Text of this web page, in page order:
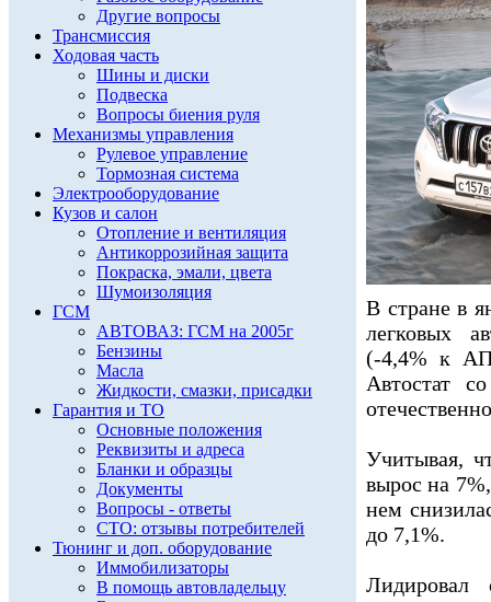
Другие вопросы
Трансмиссия
Ходовая часть
Шины и диски
Подвеска
Вопросы биения руля
Механизмы управления
Рулевое управление
Тормозная система
Электрооборудование
Кузов и салон
Отопление и вентиляция
Антикоррозийная защита
Покраска, эмали, цвета
Шумоизоляция
ГСМ
АВТОВАЗ: ГСМ на 2005г
Бензины
Масла
Жидкости, смазки, присадки
Гарантия и ТО
Основные положения
Реквизиты и адреса
Бланки и образцы
Документы
Вопросы - ответы
СТО: отзывы потребителей
Тюнинг и доп. оборудование
Иммобилизаторы
В помощь автовладельцу
В стране в
легковых
(-4,4% к
Автостат
Учитывая,
вырос на
нем
до 7,1%.
Лидировал